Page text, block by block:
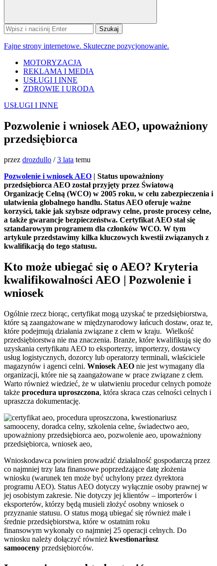
Szukaj:
Fajne strony internetowe. Skuteczne pozycjonowanie.
MOTORYZACJA
REKLAMA I MEDIA
USŁUGI I INNE
ZDROWIE I URODA
USŁUGI I INNE
Pozwolenie i wniosek AEO, upoważniony
przedsiębiorca
przez drozdullo /3 lata temu
Pozwolenie i wniosek AEO | Status upoważniony
przedsiębiorca AEO został przyjęty przez Światową
Organizację Celną (WCO) w 2005 roku, w celu zabezpieczenia i
ułatwienia globalnego handlu. Status AEO oferuje ważne
korzyści, takie jak szybsze odprawy celne, proste procesy celne,
a także gwarancje bezpieczeństwa. Certyfikat AEO stał się
sztandarowym programem dla członków WCO. W tym
artykule przedstawimy kilka kluczowych kwestii związanych z
kwalifikacją do tego statusu.
Kto może ubiegać się o AEO? Kryteria
kwalifikowalności AEO | Pozwolenie i
wniosek
Ogólnie rzecz biorąc, certyfikat mogą uzyskać te przedsiębiorstwa,
które są zaangażowane w międzynarodowy łańcuch dostaw, oraz te,
które podejmują działania związane z cłem w kraju. Wielkość
przedsiębiorstwa nie ma znaczenia. Branże, które kwalifikują się do
uzyskania certyfikatu AEO to eksporterzy, importerzy, dostawcy
usług logistycznych, dozorcy lub operatorzy terminali, właściciele
magazynów i agenci celni. Wniosek AEO nie jest wymagany dla
organizacji, które nie są zaangażowane w prace związane z cłem.
Warto również wiedzieć, że w ułatwieniu procedur celnych pomoże
także procedura uproszczona, która skraca czas celności celnych i
upraszcza dokumentację.
Wnioskodawca powinien prowadzić działalność gospodarczą przez
co najmniej trzy lata finansowe poprzedzające datę złożenia
wniosku (warunek ten może być uchylony przez dyrektora
programu AEO). Status AEO dotyczy wyłącznie osoby prawnej w
jej osobistym zakresie. Nie dotyczy jej klientów – importerów i
eksporterów, którzy będą musieli złożyć osobny wniosek o
przyznanie statusu. O status mogą ubiegać się również małe i
średnie przedsiębiorstwa, które w ostatnim roku
finansowym wykonały co najmniej 25 operacji celnych. Do
wniosku należy dołączyć również kwestionariusz
samooceny przedsiębiorców.